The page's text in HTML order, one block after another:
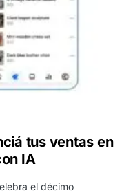
tus ventas en
IA
el décimo